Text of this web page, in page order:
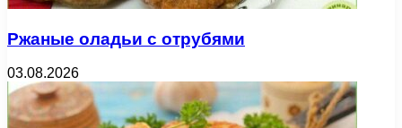
Ржаные оладьи с отрубями
03.08.2026